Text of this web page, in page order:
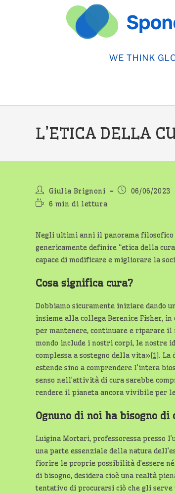
L’ETICA DELLA
Autore
dell'articolo:
Giulia Brignoni
Articolo
06/06/2023
Tempo
lettura:
6 min di lettura
Negli ultimi anni il panorama filosofico
genericamente definire “etica della
capace di modificare e migliorare la
Cosa significa cura?
Dobbiamo sicuramente iniziare dando
insieme alla collega Berenice Fisher,
per mantenere, continuare e riparare il
mondo include i nostri corpi, le nostre
complessa a sostegno della vita»[1]. La
estende sino a comprendere l’intera
senso nell’attività di cura sarebbe
rendere il pianeta ancora vivibile per
Ognuno di noi ha bisogno di
Luigina Mortari, professoressa presso
una parte essenziale della natura
fiorire le proprie possibilità d’essere
di bisogno, desidera cioè una realtà
tentativo di procurarsi ciò che gli serve